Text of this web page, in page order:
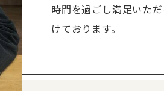
時間を過ごし満足いた
けております。